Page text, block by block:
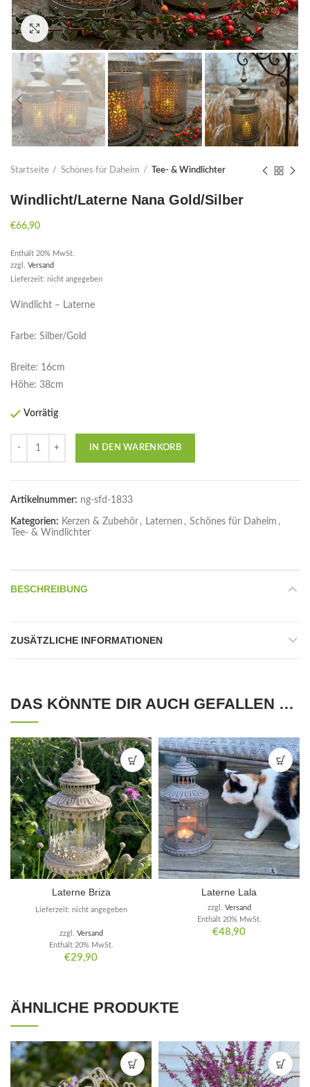
Click to enlarge
Startseite Schönes für Daheim Tee- & Windlichter
Windlicht/Laterne Nana Gold/Silber
€66,90
Enthält 20% MwSt.
zzgl. Versand
Lieferzeit: nicht angegeben
Windlicht – Laterne
Farbe: Silber/Gold
Breite: 16cm
Höhe: 38cm
Vorrätig
IN DEN WARENKORB
Artikelnummer: ng-sfd-1833
Kategorien: Kerzen & Zubehör , Laternen , Schönes für Daheim ,
Tee- & Windlichter
BESCHREIBUNG
ZUSÄTZLICHE INFORMATIONEN
DAS KÖNNTE DIR AUCH GEFALLEN …
Laterne Briza
€29,90
Enthält 20% MwSt.
zzgl. Versand
Lieferzeit: nicht angegeben
Laterne Lala
€48,90
Enthält 20% MwSt.
zzgl. Versand
ÄHNLICHE PRODUKTE